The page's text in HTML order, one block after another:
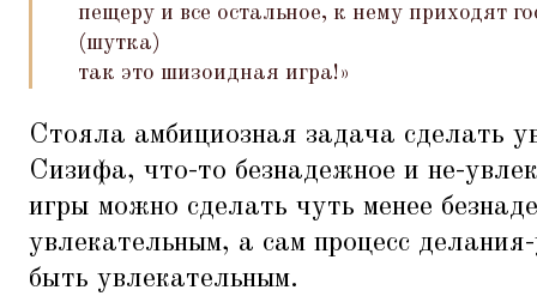
пещеру и все остальное, к нему приходят
(шутка)
так это шизоидная игра!»
Стояла амбициозная задача сделать
Сизифа, что-то безнадежное и не-
игры можно сделать чуть менее
увлекательным, а сам процесс
быть увлекательным.